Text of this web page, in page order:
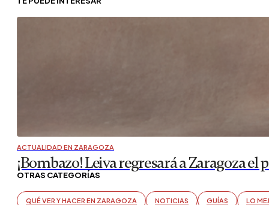
ACTUALIDAD EN ZARAGOZA
¡Bombazo! Leiva regresará a Zaragoza el
OTRAS CATEGORÍAS
QUÉ VER Y HACER EN ZARAGOZA NOTICIAS GUÍAS LO